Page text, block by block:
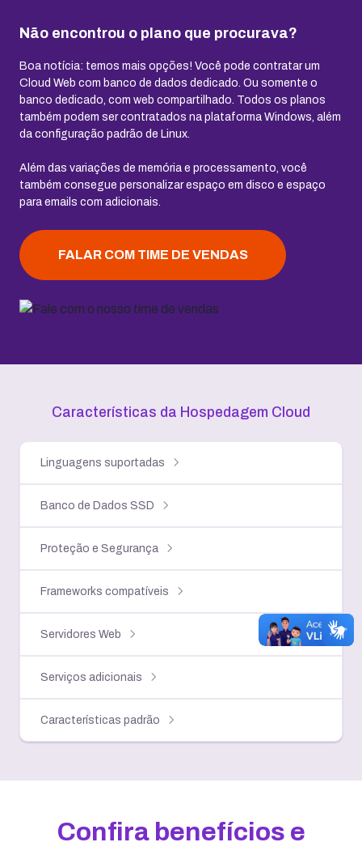
Não encontrou o plano que procurava?
Boa notícia: temos mais opções! Você pode contratar um
Cloud Web com banco de dados dedicado. Ou somente o
banco dedicado, com web compartilhado. Todos os planos
também podem ser contratados na plataforma Windows, além
da configuração padrão de Linux.
Além das variações de memória e processamento, você
também consegue personalizar espaço em disco e espaço
para emails com adicionais.
FALAR COM TIME DE VENDAS
Características da Hospedagem Cloud
Linguagens suportadas
Banco de Dados SSD
Proteção e Segurança
Frameworks compatíveis
Servidores Web
Serviços adicionais
Características padrão
Confira benefícios e